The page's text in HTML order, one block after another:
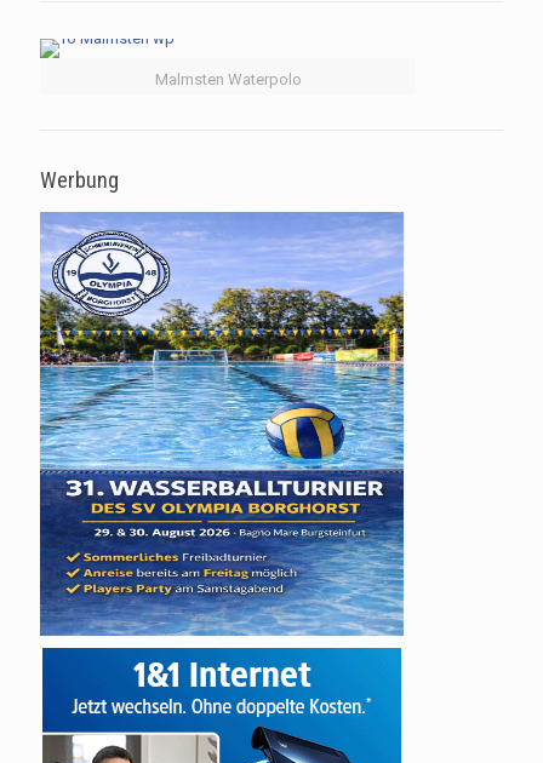
Malmsten Waterpolo
Werbung